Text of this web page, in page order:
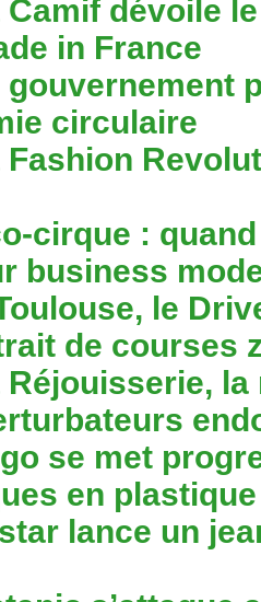
Camif dévoile
in France
gouvernement
circulaire
Fashion
cirque :
business
le
de courses
Réjouisserie,
se met
en
lance un